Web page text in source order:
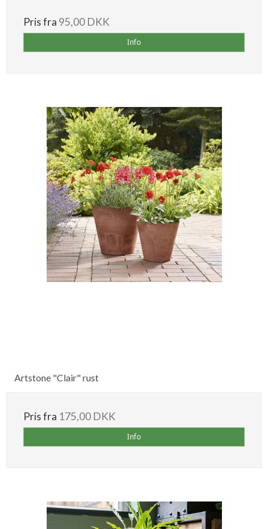
Pris fra 95,00 DKK
Info
Artstone "Clair" rust
Pris fra 175,00 DKK
Info